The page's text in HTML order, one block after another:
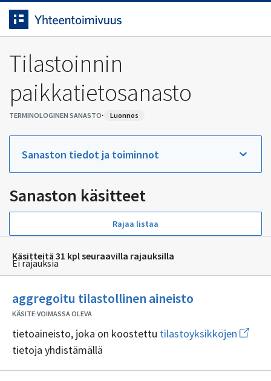
Siirrytty
sivulle
Siirry suoraan sisältöön.
Tilastoinnin
paikkatietosanasto
TERMINOLOGINEN SANASTO· luonnos
Sanaston tiedot ja toiminnot
Sanaston käsitteet
Rajaa listaa
Käsitteitä 31 kpl seuraavilla rajauksilla
Ei rajauksia
aggregoitu tilastollinen aineisto
KÄSITE·VOIMASSA OLEVA
tietoaineisto, joka on koostettu tilastoyksikköjen Avaa
uuden
tietoja yhdistämällä